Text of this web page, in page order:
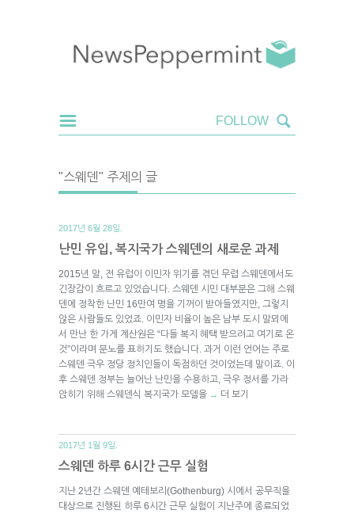
"스웨덴" 주제의 글
2017년 6월 28일.
난민 유입, 복지국가 스웨덴의 새로운 과제
2015년 말, 전 유럽이 이민자 위기를 겪던 무렵 스웨덴에서도
긴장감이 흐르고 있었습니다. 스웨덴 시민 대부분은 그해 스웨
덴에 정착한 난민 16만여 명을 기꺼이 받아들였지만, 그렇지
않은 사람들도 있었죠. 이민자 비율이 높은 남부 도시 말뫼에
서 만난 한 가게 계산원은 “다들 복지 혜택 받으려고 여기로 온
것”이라며 분노를 표하기도 했습니다. 과거 이런 언어는 주로
스웨덴 극우 정당 정치인들이 독점하던 것이었는데 말이죠. 이
후 스웨덴 정부는 늘어난 난민을 수용하고, 극우 정서를 가라
앉히기 위해 스웨덴식 복지국가 모델을 → 더 보기
2017년 1월 9일.
스웨덴 하루 6시간 근무 실험
지난 2년간 스웨덴 예테보리(Gothenburg) 시에서 공무직을
대상으로 진행된 하루 6시간 근무 실험이 지난주에 종료되었